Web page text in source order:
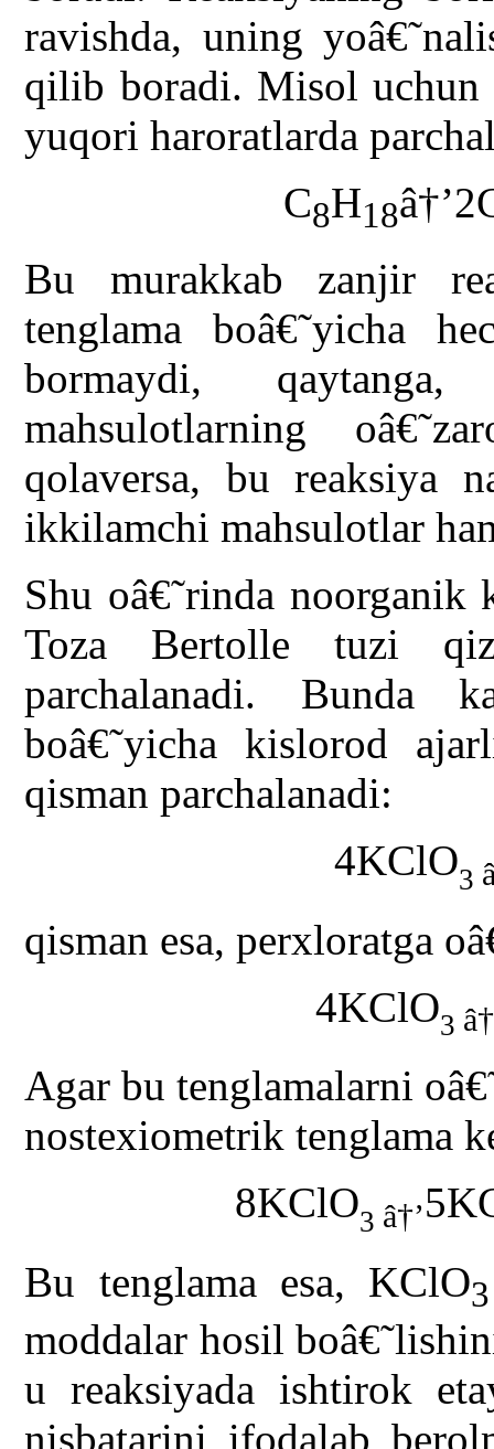
ravishda, uning
qilib boradi. Misol
yuqori haroratlarda
C8H18
Bu murakkab zanjir
tenglama boâ€˜yicha
bormaydi,
mahsulotlarning
qolaversa, bu reaksiya
ikkilamchi mahsulotlar
Shu oâ€˜rinda
Toza Bertolle tuzi
parchalanadi. Bunda
boâ€˜yicha kislorod
qisman parchalanadi:
4KClO3
qisman esa, perxloratga
4KClO3
Agar bu tenglamalarni
nostexiometrik tenglama
8KClO3 â†’
Bu tenglama esa, KClO
moddalar hosil
u reaksiyada ishtirok
nisbatarini ifodalab